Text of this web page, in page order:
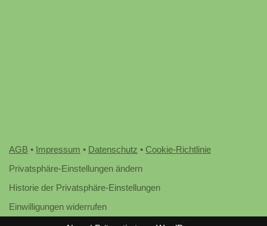
AGB • Impressum • Datenschutz • Cookie-Richtlinie
Privatsphäre-Einstellungen ändern
Historie der Privatsphäre-Einstellungen
Einwilligungen widerrufen